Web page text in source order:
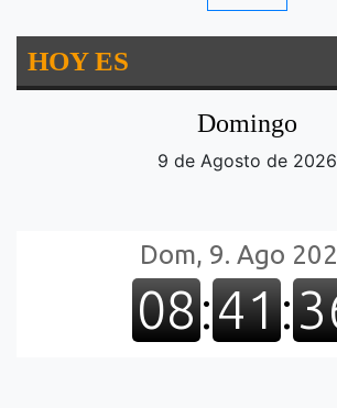
HOY ES
Domingo
9 de Agosto de 2026